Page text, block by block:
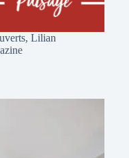
Lilian